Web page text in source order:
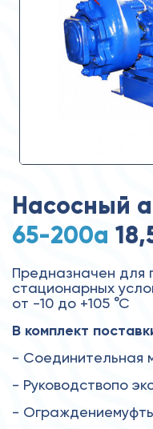
Насосный
65-200а
Предназначен для
стационарных
от -10 до +105 °С
В комплект
- Соединительная
- Руководствопо
-